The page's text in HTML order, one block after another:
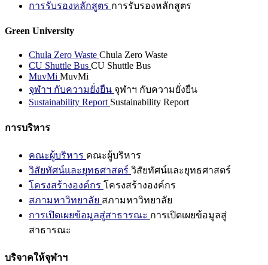
การรับรองหลักสูตร การรับรองหลักสูตร
Green University
Chula Zero Waste Chula Zero Waste
CU Shuttle Bus CU Shuttle Bus
MuvMi MuvMi
จุฬาฯ กับความยั่งยืน จุฬาฯ กับความยั่งยืน
Sustainability Report Sustainability Report
การบริหาร
คณะผู้บริหาร คณะผู้บริหาร
วิสัยทัศน์และยุทธศาสตร์ วิสัยทัศน์และยุทธศาสตร์
โครงสร้างองค์กร โครงสร้างองค์กร
สภามหาวิทยาลัย สภามหาวิทยาลัย
การเปิดเผยข้อมูลสู่สาธารณะ การเปิดเผยข้อมูลสู่
สาธารณะ
บริจาคให้จุฬาฯ